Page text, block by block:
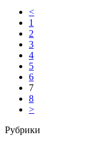
<
1
2
3
4
5
6
7
8
>
Рубрики